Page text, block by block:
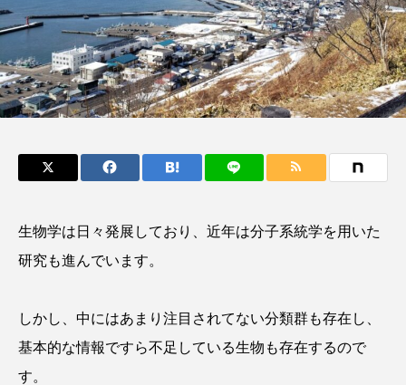
＜ツバメウオ＞は意外
と美味しい！ “でかい
鰭”が特徴的な魚を実
際に食べてみた
椎名まさ
と
2026.08.05
意外と簡単！ 100均で
買った道具で＜魚のは
く製＞を作ってみた
夏休みの自由研究にい
かが？
みのり
2026.06.02
キーワードから探す
かんぱち わたしと水族館 アイゴ
アオリイカ アカアジ アカカサゴ
生物学は日々発展しており、近年は分子系統学を用いた
研究も進んでいます。
しかし、中にはあまり注目されてない分類群も存在し、
基本的な情報ですら不足している生物も存在するので
す。